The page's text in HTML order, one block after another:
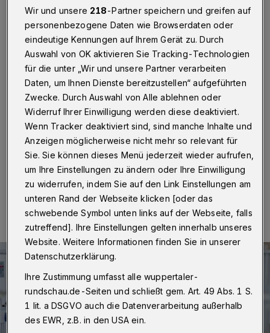
Quarantäne
Wuppertal·Am Dienstag (31. März 2020) vermeldet
die Stadt Wuppertal, Stand 9 Uhr, 200 Corona-
Infizierte. 1.677 Menschen befinden sich in
Quarantäne. In häuslicher angeordneter Quarantäne
sind davon 1493 Betroffene, 13 im Krankenhaus und
171 befinden sich in freiwilliger Quarantäne. Verstorben
nach einer Corona-Infektion sind insgesamt vier
Menschen, wieder genesen sechs Personen.
31.03.2020 , 11:01 Uhr Eine Minute Lesezeit
Wir und unsere 218-Partner speichern und greifen auf
personenbezogene Daten wie Browserdaten oder
eindeutige Kennungen auf Ihrem Gerät zu. Durch
Auswahl von OK aktivieren Sie Tracking-Technologien
für die unter „Wir und unsere Partner verarbeiten
Daten, um Ihnen Dienste bereitzustellen“ aufgeführten
Zwecke. Durch Auswahl von Alle ablehnen oder
Widerruf Ihrer Einwilligung werden diese deaktiviert.
Wenn Tracker deaktiviert sind, sind manche Inhalte und
Anzeigen möglicherweise nicht mehr so relevant für
Sie. Sie können dieses Menü jederzeit wieder aufrufen,
um Ihre Einstellungen zu ändern oder Ihre Einwilligung
zu widerrufen, indem Sie auf den Link Einstellungen am
unteren Rand der Webseite klicken [oder das
schwebende Symbol unten links auf der Webseite, falls
zutreffend]. Ihre Einstellungen gelten innerhalb unseres
Website. Weitere Informationen finden Sie in unserer
Datenschutzerklärung.
Ihre Zustimmung umfasst alle wuppertaler-
rundschau.de-Seiten und schließt gem. Art. 49 Abs. 1 S.
1 lit. a DSGVO auch die Datenverarbeitung außerhalb
des EWR, z.B. in den USA ein.